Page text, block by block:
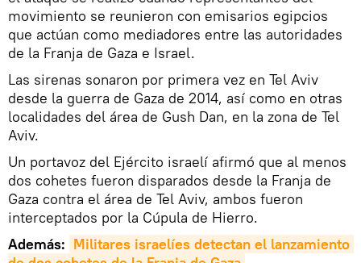
movimiento se reunieron con emisarios egipcios
que actúan como mediadores entre las autoridades
de la Franja de Gaza e Israel.
Las sirenas sonaron por primera vez en Tel Aviv
desde la guerra de Gaza de 2014, así como en otras
localidades del área de Gush Dan, en la zona de Tel
Aviv.
Un portavoz del Ejército israelí afirmó que al menos
dos cohetes fueron disparados desde la Franja de
Gaza contra el área de Tel Aviv, ambos fueron
interceptados por la Cúpula de Hierro.
Además: Militares israelíes detectan el lanzamiento